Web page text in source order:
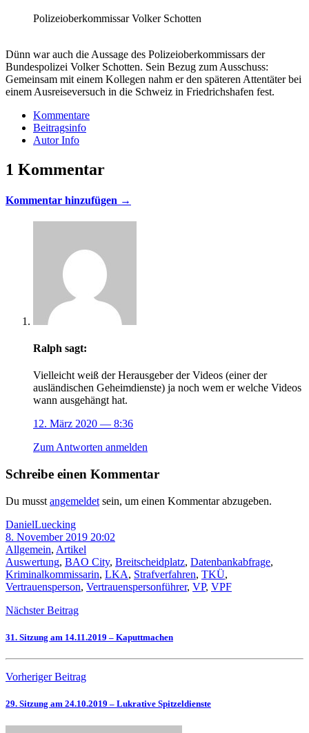
Polizeioberkommissar Volker Schotten
Dünn war auch die Aussage des Polizeioberkommissars der
Bundespolizei Volker Schotten. Sein Bezug zum Ausschuss:
Gemeinsam mit einem Kollegen nahm er den späteren Attentäter bei
einem Ausreiseversuch in die Schweiz in Friedrichshafen fest.
Kommentare
Beitragsinfo
Autor Info
1 Kommentar
Kommentar hinzufügen →
Ralph sagt:
Vielleicht weiß der Herausgeber der Videos (einer der
ausländischen Geheimdienste) ja noch wem er welche Videos
wann ausgehängt hat.
12. März 2020 — 8:36
Zum Antworten anmelden
Schreibe einen Kommentar
Du musst angemeldet sein, um einen Kommentar abzugeben.
DanielLuecking
8. November 2019 20:02
Allgemein, Artikel
Auswertung, BAO City, Breitscheidplatz, Datenbankabfrage,
Kriminalkommissarin, LKA, Strafverfahren, TKÜ,
Vertrauensperson, Vertrauenspersonführer, VP, VPF
Nächster Beitrag
31. Sitzung am 14.11.2019 – Kaputtmachen
Vorheriger Beitrag
29. Sitzung am 24.10.2019 – Lukrative Spitzeldienste